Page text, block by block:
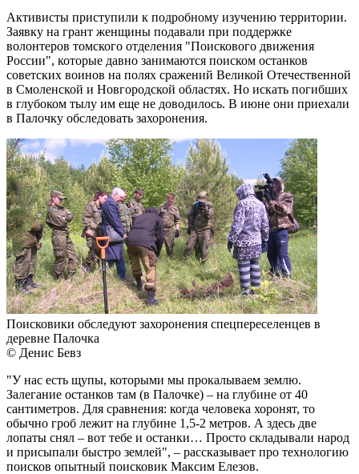
Активисты приступили к подробному изучению территории.
Заявку на грант женщины подавали при поддержке
волонтеров томского отделения "Поискового движения
России", которые давно занимаются поиском останков
советских воинов на полях сражений Великой Отечественной
в Смоленской и Новгородской областях. Но искать погибших
в глубоком тылу им еще не доводилось. В июне они приехали
в Палочку обследовать захоронения.
Поисковики обследуют захоронения спецпереселенцев в
деревне Палочка
© Денис Бевз
"У нас есть щупы, которыми мы прокалываем землю.
Залегание останков там (в Палочке) – на глубине от 40
сантиметров. Для сравнения: когда человека хоронят, то
обычно гроб лежит на глубине 1,5-2 метров. А здесь две
лопаты снял – вот тебе и останки… Просто складывали народ
и присыпали быстро землей", – рассказывает про технологию
поисков опытный поисковик Максим Елезов.